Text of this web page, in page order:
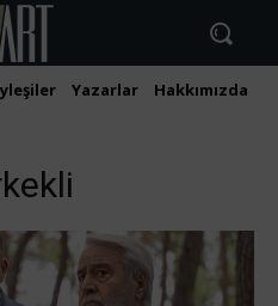
Yazarlar Hakkımızda